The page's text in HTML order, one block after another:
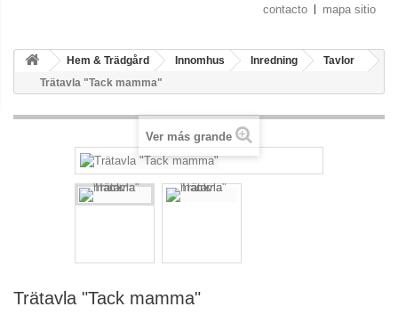
contacto mapa sitio
Hem & Trädgård Innomhus Inredning
Tavlor
Trätavla "Tack mamma"
Ver más grande
Trätavla "Tack mamma"